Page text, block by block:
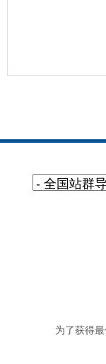
为了获得